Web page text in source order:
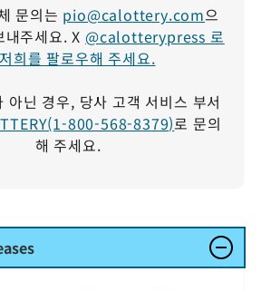
문의는 pio@calottery.com으
주세요. X @calotterypress 로
희를 팔로우해 주세요.
아닌 경우, 당사 고객 서비스 부서
800-568-8379)로 문의
해 주세요.